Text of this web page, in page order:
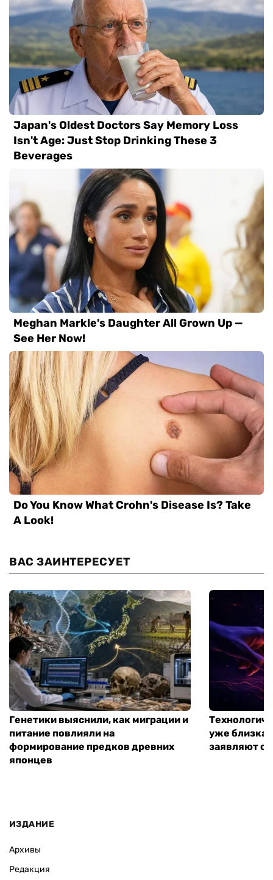
ВАС ЗАИНТЕРЕСУЕТ
Генетики выяснили, как миграции и
питание повлияли на
формирование предков древних
японцев
уже близка:
заявляют о
ИЗДАНИЕ
Архивы
Редакция